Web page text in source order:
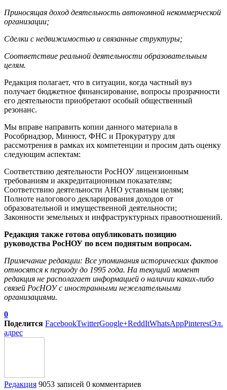
Приносящая доход деятельность автономной некоммерческой
организации;
Сделки с недвижимостью и связанные структуры;
Соответствие реальной деятельности образовательным
целям.
Редакция полагает, что в ситуации, когда частный вуз
получает бюджетное финансирование, вопросы прозрачности
его деятельности приобретают особый общественный
резонанс.
Мы вправе направить копии данного материала в
Рособрнадзор, Минюст, ФНС и Прокуратуру для
рассмотрения в рамках их компетенции и просим дать оценку
следующим аспектам:
Соответствию деятельности РосНОУ лицензионным
требованиям и аккредитационным показателям;
Соответствию деятельности АНО уставным целям;
Полноте налогового декларирования доходов от
образовательной и имущественной деятельности;
Законности земельных и инфраструктурных правоотношений.
Редакция также готова опубликовать позицию
руководства РосНОУ по всем поднятым вопросам.
Примечание редакции: Все упоминания исторических фактов
относятся к периоду до 1995 года. На текущий момент
редакция не располагает информацией о наличии каких-либо
связей РосНОУ с иностранными нежелательными
организациями.
0
Поделится FacebookTwitterGoogle+ReddItWhatsAppPinterestЭл.
адрес
Редакция 9053 записей 0 комментариев